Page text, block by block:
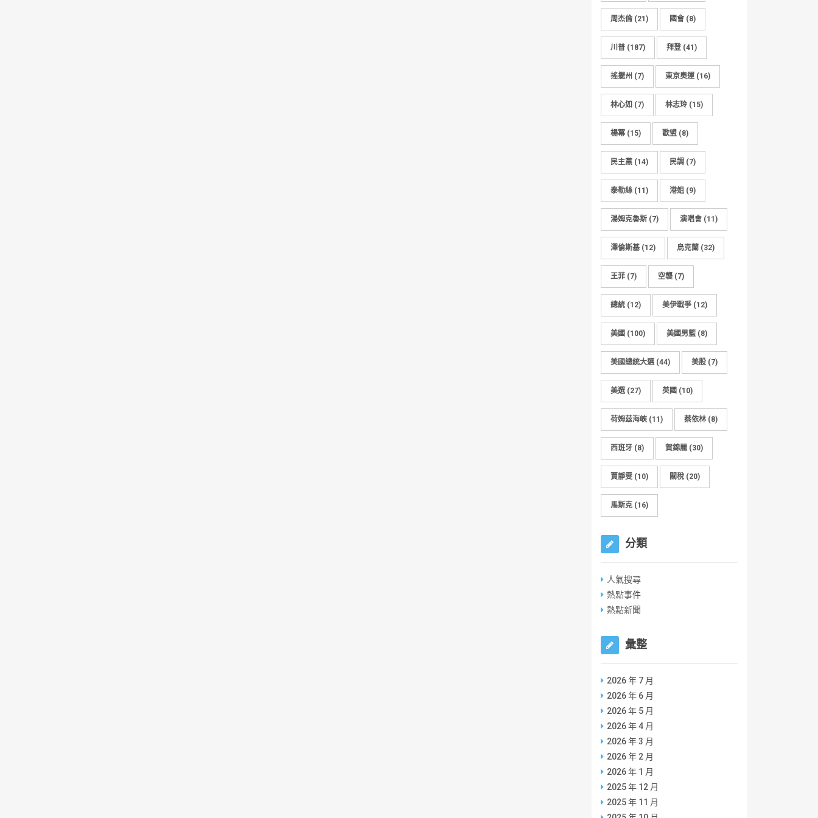
周杰倫 (21) 國會 (8)
川普 (187) 拜登 (41)
搖擺州 (7) 東京奧運(16)
林心如 (7) 林志玲 (15)
楊冪 (15) 歐盟 (8)
民主黨 (14) 民調 (7)
泰勒絲 (11) 港姐 (9)
湯姆克魯斯 (7) 演唱會 (11)
澤倫斯基 (12) 烏克蘭 (32)
王菲 (7) 空襲 (7)
總統 (12) 美伊戰爭 (12)
美國 (100) 美國男籃 (8)
美國總統大選(44) 美股 (7)
美選(27) 英國 (10)
荷姆茲海峽 (11) 蔡依林 (8)
西班牙 (8) 賀錦麗 (30)
賈靜雯 (10) 關稅 (20)
馬斯克 (16)
分類
人氣搜尋
熱點事件
熱點新聞
彙整
2026 年 7 月
2026 年 6 月
2026 年 5 月
2026 年 4 月
2026 年 3 月
2026 年 2 月
2026 年 1 月
2025 年 12 月
2025 年 11 月